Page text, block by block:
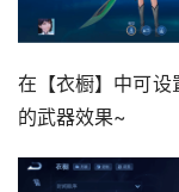
在【衣橱】中可设
的武器效果~